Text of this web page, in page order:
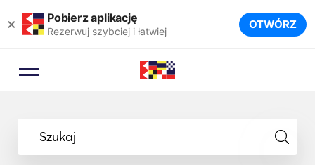
× Pobierz aplikację
Rezerwuj szybciej i łatwiej OTWÓRZ
Szukaj